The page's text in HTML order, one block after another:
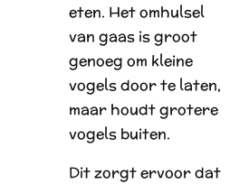
eten. Het omhulsel
van gaas is groot
genoeg om kleine
vogels door te laten,
maar houdt grotere
vogels buiten.
Dit zorgt ervoor dat